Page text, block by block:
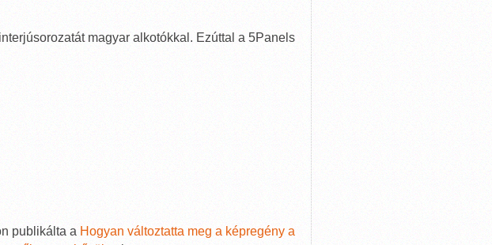
magyar alkotókkal. Ezúttal a 5Panels
publikálta a Hogyan változtatta meg a képregény a